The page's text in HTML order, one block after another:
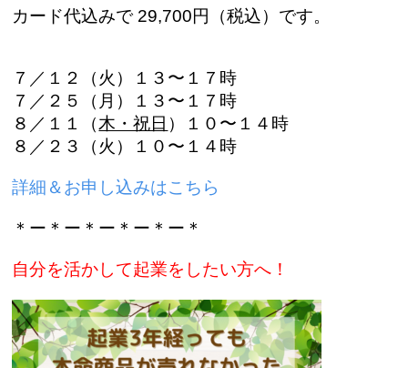
カード代込みで 29,700円（税込）です。
７／１２（火）１３〜１７時
７／２５（月）１３〜１７時
８／１１（木・祝日 ）１０〜１４時
８／２３（火）１０〜１４時
詳細＆お申し込みはこちら
＊ー＊ー＊ー＊ー＊ー＊
自分を活かして起業をしたい方へ！